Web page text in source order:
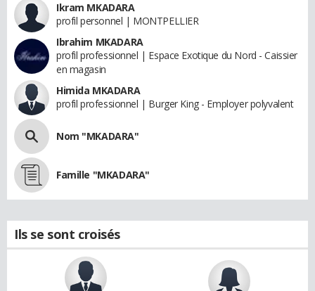
Ikram MKADARA
profil personnel | MONTPELLIER
Ibrahim MKADARA
profil professionnel | Espace Exotique du Nord - Caissier
en magasin
Himida MKADARA
profil professionnel | Burger King - Employer polyvalent
Nom "MKADARA"
Famille "MKADARA"
Ils se sont croisés